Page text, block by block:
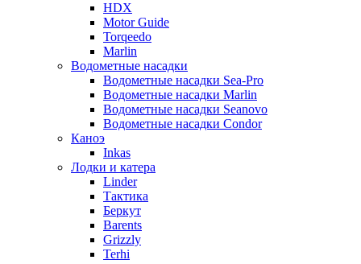
HDX
Motor Guide
Torqeedo
Marlin
Водометные насадки
Водометные насадки Sea-Pro
Водометные насадки Marlin
Водометные насадки Seanovo
Водометные насадки Condor
Каноэ
Inkas
Лодки и катера
Linder
Тактика
Беркут
Barents
Grizzly
Terhi